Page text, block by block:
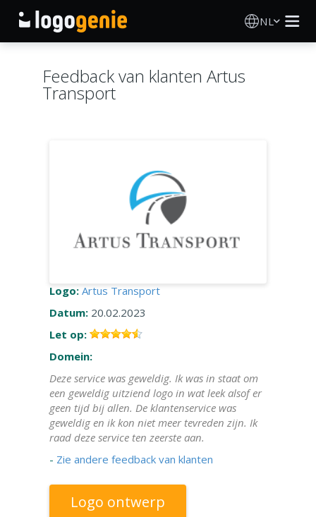
NL
AI logogenerator
Gedrukte producten
INLOGGEN
Feedback van klanten Artus
Transport
Logo: Artus Transport
Datum: 20.02.2023
Let op:
Domein:
Deze service was geweldig. Ik was in staat om
een geweldig uitziend logo in wat leek alsof er
geen tijd bij allen. De klantenservice was
geweldig en ik kon niet meer tevreden zijn. Ik
raad deze service ten zeerste aan.
- Zie andere feedback van klanten
Logo ontwerp